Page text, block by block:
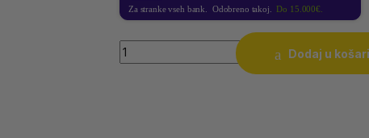
Za stranke vseh bank. Odobreno takoj. Do 15.000€.
Quantity
Dodaj u